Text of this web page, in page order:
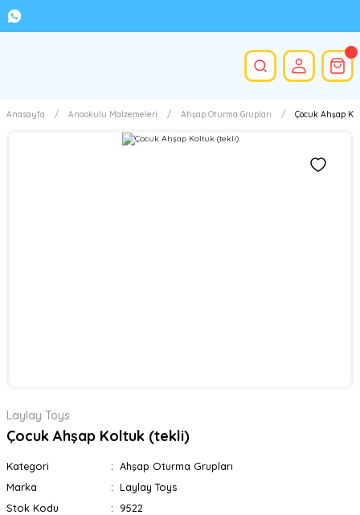
Anasayfa Anaokulu Malzemeleri Ahşap Oturma Grupları Çocuk Ahşap
Laylay Toys
Çocuk Ahşap Koltuk (tekli)
Kategori
Ahşap Oturma Grupları
Marka
Laylay Toys
Stok Kodu
9522